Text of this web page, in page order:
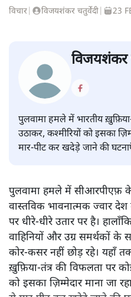
विचार विजयशंकर चतुर्वेदी 23
विजयशंकर
पुलवामा हमले में भारतीय
उठाकर, कश्मीरियों को इसका
मार-पीट कर खदेड़े जाने की